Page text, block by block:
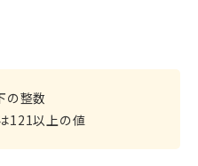
の整数
121以上の値